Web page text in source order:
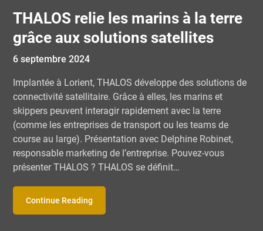
THALOS relie les marins à la terre
grâce aux solutions satellites
6 septembre 2024
Implantée à Lorient, THALOS développe des solutions de
connectivité satellitaire. Grâce à elles, les marins et
skippers peuvent interagir rapidement avec la terre
(comme les entreprises de transport ou les teams de
course au large). Présentation avec Delphine Robinet,
responsable marketing de l’entreprise. Pouvez-vous
présenter THALOS ? THALOS se définit…
Continue Reading